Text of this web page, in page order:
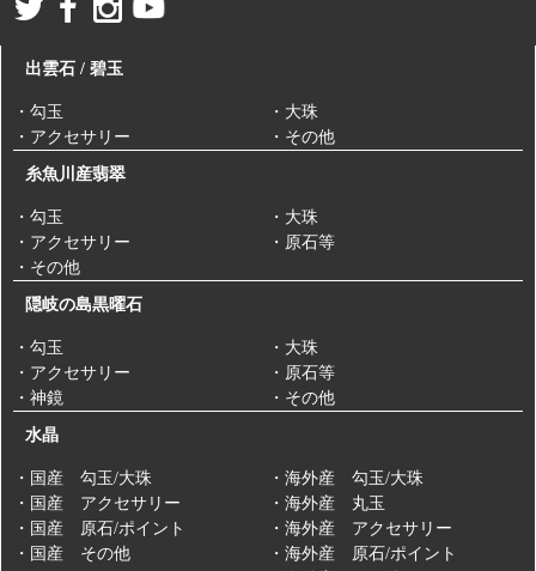
出雲石 / 碧玉
・勾玉
・大珠
・アクセサリー
・その他
糸魚川産翡翠
・勾玉
・大珠
・アクセサリー
・原石等
・その他
隠岐の島黒曜石
・勾玉
・大珠
・アクセサリー
・原石等
・神鏡
・その他
水晶
・国産 勾玉/大珠
・海外産 勾玉/大珠
・国産 アクセサリー
・海外産 丸玉
・国産 原石/ポイント
・海外産 アクセサリー
・国産 その他
・海外産 原石/ポイント